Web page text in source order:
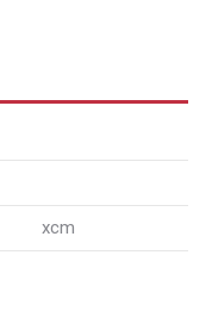
xcm